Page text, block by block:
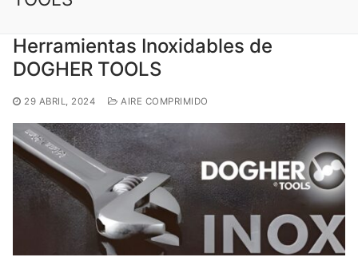
Herramientas Inoxidables de
DOGHER TOOLS
29 ABRIL, 2024 AIRE COMPRIMIDO